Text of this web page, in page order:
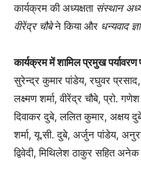
कार्यक्रम की अध्यक्षता संस्थान
वीरेंद्र चौबेने किया और धन्यवाद
कार्यक्रम में शामिल प्रमुख पर्यावरण
सुरेन्द्र कुमार पांडेय, रघुवर
लक्ष्मण शर्मा, वीरेंद्र चौबे, प्रो.
दिवाकर दुबे, ललित कुमार, अक्षय
शर्मा, यू.सी. दुबे, अर्जुन पांडेय,
द्विवेदी, मिथिलेश ठाकुर सहित अनेक